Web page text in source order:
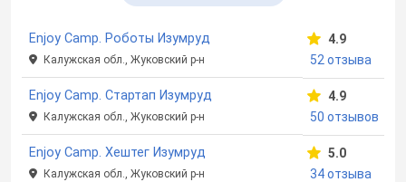
Enjoy Camp. Роботы Изумруд
Калужская обл., Жуковский р-н
4.9
52 отзыва
Enjoy Camp. Стартап Изумруд
Калужская обл., Жуковский р-н
4.9
50 отзывов
Enjoy Camp. Хештег Изумруд
Калужская обл., Жуковский р-н
5.0
34 отзыва